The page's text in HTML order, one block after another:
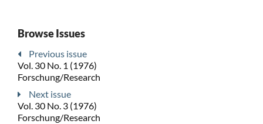
Browse Issues
Previous issue
Vol. 30 No. 1 (1976)
Forschung/Research
Next issue
Vol. 30 No. 3 (1976)
Forschung/Research